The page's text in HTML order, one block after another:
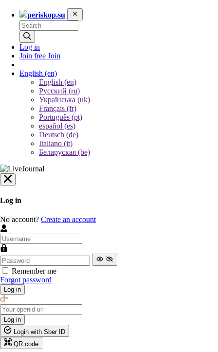
periskop.su
Log in
Join free Join
English (en)
English (en)
Русский (ru)
Українська (uk)
Français (fr)
Português (pt)
español (es)
Deutsch (de)
Italiano (it)
Беларуская (be)
Log in
No account? Create an account
Remember me
Forgot password
Log in
Log in
Login with Sber ID
QR code